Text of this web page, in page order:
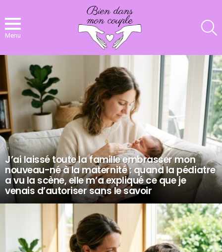
Menu
NOS
DERNIERS
ARTICLES
J’ai laissé toute la famille embrasser mon
nouveau-né à la maternité : quand la pédiatre
a vu la scène, elle m’a expliqué ce que je
venais d’autoriser sans le savoir